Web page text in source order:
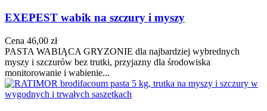
EXEPEST wabik na szczury i myszy
Cena 46,00 zł
PASTA WABIĄCA GRYZONIE dla najbardziej wybrednych
myszy i szczurów bez trutki, przyjazny dla środowiska
monitorowanie i wabienie...